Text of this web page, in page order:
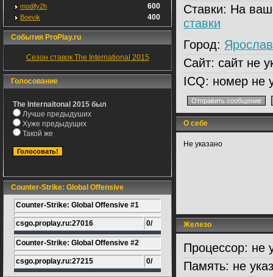
modify2h 600
Boevik 400
События ProPlay.ru
Сезон ставок The International 2015
Голосование
The Internaitonal 2015 был
Лучше предыдуших
Хуже предыдущих
Такой же
Counter-Strike: Global Offensive
Counter-Strike: Global Offensive #1
csgo.proplay.ru:27016 0/
Counter-Strike: Global Offensive #2
csgo.proplay.ru:27215 0/
Ставки: На
ставки
Город:
Сайт: сайт не
ICQ: номер не
О себе
Не указано
Железо
Процессор: не
Память: не